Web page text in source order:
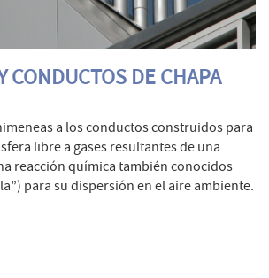
CONDUCTOS DE CHAPA
a los conductos construidos para
libre a gases resultantes de una
reacción química también conocidos
para su dispersión en el aire ambiente.